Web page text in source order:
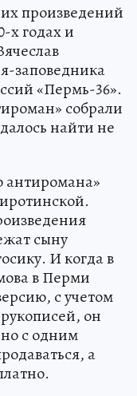
произведений
х годах и
заповедника
«Пермь-36».
собрали
найти не
антиромана»
сыну
И когда в
в Перми
с учетом
он
с одним
а